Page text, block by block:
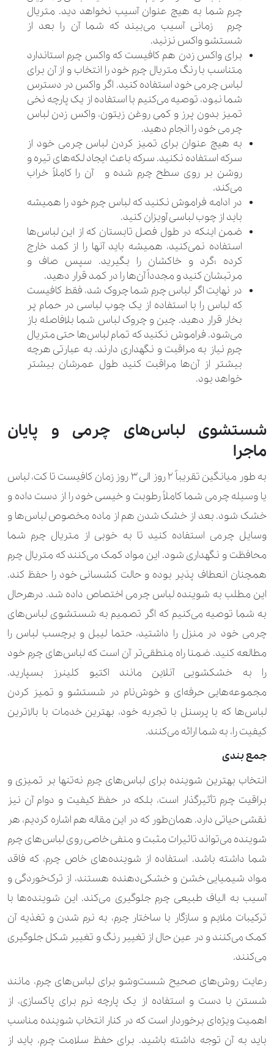
چرم شما به هیچ عنوان آسیب نخواهد دید. متریال
چرم زمانی آسیب می‌بیند که شما آن را بعد از
شستشو واکس نزنید.
برای واکس زدن هم کافیست که واکس چرم استاندارد
متناسب با رنگ متریال چرم خود را انتخاب و از آن برای
لباس چرمی خود استفاده کنید. اگر واکس در دسترس
شما نبود، توصیه می‌کنیم با استفاده از یک پارچه نخی
تمیز بدون پرز و کمی روغن زیتون، واکس زدن لباس
چرمی خود را انجام دهید.
به هیچ عنوان برای تمیز کردن لباس چرمی خود از
سرکه استفاده نکنید. سرکه باعث ایجاد لکه‌های تیره و
روشن بر روی سطح چرم شده و آن را کاملاً خراب
می‌کند.
در ادامه فراموش نکنید که لباس چرم خود را همیشه
باید از چوب لباسی آویزان کنید.
ضمن اینکه در طول فصل تابستان که از این لباس‌ها
استفاده نمی‌کنید، همیشه باید آ‌نها را از کمد خارج
کرده ؛گرد و خاکشان را بگیرید. سپس صاف و
مرتبشان کنید و مجدداً آن‌ها را در کمد قرار دهید.
در نهایت اگر لباس چرم شما چروک شد، فقط کافیست
که لباس را با استفاده از یک چوب لباسی در حمام پر
بخار قرار دهید. چین و چروک لباس شما بلافاصله باز
‌می‌شود. فراموش نکنید که تمام لباس‌ها حتی متریال
چرم نیاز به مراقبت و نگهداری دارند. به عبارتی هرچه
بیشتر از آن‌ها مراقبت کنید طول عمرشان بیشتر
خواهد بود.
شستشوی لباس‌های چرمی و پایان
ماجرا
به طور میانگین تقریباً 2 روز الی 3 روز زمان کافیست تا کت، لباس
یا وسیله چرمی شما کاملاً رطوبت و خیسی خود را از دست داده و
خشک شود. بعد از خشک شدن هم از ماده مخصوص لباس‌ها و
وسایل چرمی استفاده کنید تا به خوبی از متریال چرم شما
محافظت و نگهداری شود. این مواد کمک می‌کنند که متریال چرم
همچنان انعطاف پذیر بوده و حالت کشسانی خود را حفظ کند.
این مطلب به شوینده لباس چرمی اختصاص داده شد. درهرحال
به شما توصیه می‌کنیم که اگر تصمیم به شستشوی لباس‌های
چرمی خود در منزل را داشتید، حتما لیبل و برچسب لباس را
مطالعه کنید. ضمنا راه منطقی‌تر آن است که لباس‌های چرم خود
را به خشکشویی‌ آنلاین مانند اکتیو کلینرز بسپارید.
مجموعه‌هایی حرفه‌ای و خوش‌نام در شستشو و تمیز کردن
لباس‌ها که با پرسنل با تجربه خود، بهترین خدمات با بالاترین
کیفیت را، به شما ارائه می‌کنند.
جمع بندی
انتخاب بهترین شوینده برای لباس‌های چرم نه‌تنها بر تمیزی و
براقیت چرم تأثیرگذار است، بلکه در حفظ کیفیت و دوام آن نیز
نقشی حیاتی دارد. همان‌طور که در این مقاله هم اشاره کردیم، هر
شوینده می‌تواند تاثیرات مثبت و منفی خاصی روی لباس‌های چرم
شما داشته باشد. استفاده از شوینده‌های خاص چرم، که فاقد
مواد شیمیایی خشن و خشکی‌دهنده هستند، از ترک‌خوردگی و
آسیب به الیاف طبیعی چرم جلوگیری می‌کند. این شوینده‌ها با
ترکیبات ملایم و سازگار با ساختار چرم، به نرم شدن و تغذیه آن
کمک می‌کنند و در عین حال از تغییر رنگ و تغییر شکل جلوگیری
می‌کنند.
رعایت روش‌های صحیح شست‌وشو برای لباس‌های چرم، مانند
شستن با دست و استفاده از یک پارچه نرم برای پاکسازی، از
اهمیت ویژه‌ای برخوردار است که در کنار انتخاب شوینده مناسب
باید به آن توجه داشته باشید. برای حفظ سلامت چرم، باید از